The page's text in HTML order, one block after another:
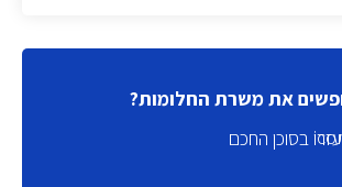
את משרת החלומות?
בסוכן החכם